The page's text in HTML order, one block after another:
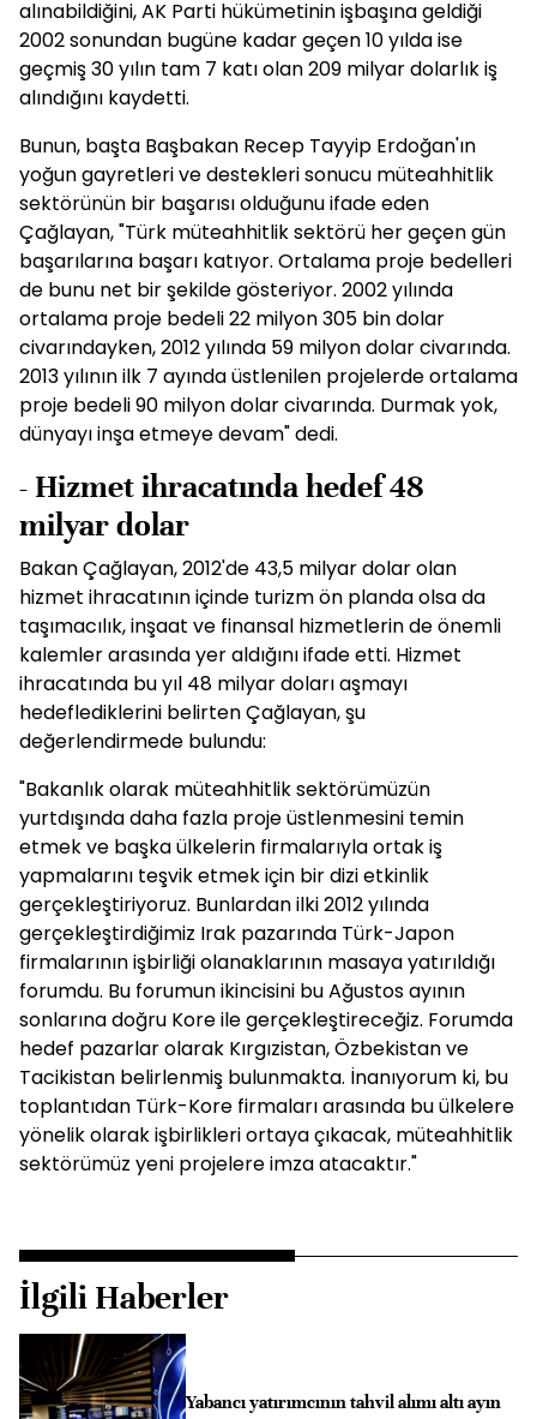
alınabildiğini, AK Parti hükümetinin işbaşına geldiği
2002 sonundan bugüne kadar geçen 10 yılda ise
geçmiş 30 yılın tam 7 katı olan 209 milyar dolarlık iş
alındığını kaydetti.
Bunun, başta Başbakan Recep Tayyip Erdoğan'ın
yoğun gayretleri ve destekleri sonucu müteahhitlik
sektörünün bir başarısı olduğunu ifade eden
Çağlayan, "Türk müteahhitlik sektörü her geçen gün
başarılarına başarı katıyor. Ortalama proje bedelleri
de bunu net bir şekilde gösteriyor. 2002 yılında
ortalama proje bedeli 22 milyon 305 bin dolar
civarındayken, 2012 yılında 59 milyon dolar civarında.
2013 yılının ilk 7 ayında üstlenilen projelerde ortalama
proje bedeli 90 milyon dolar civarında. Durmak yok,
dünyayı inşa etmeye devam" dedi.
- Hizmet ihracatında hedef 48
milyar dolar
Bakan Çağlayan, 2012'de 43,5 milyar dolar olan
hizmet ihracatının içinde turizm ön planda olsa da
taşımacılık, inşaat ve finansal hizmetlerin de önemli
kalemler arasında yer aldığını ifade etti. Hizmet
ihracatında bu yıl 48 milyar doları aşmayı
hedeflediklerini belirten Çağlayan, şu
değerlendirmede bulundu:
"Bakanlık olarak müteahhitlik sektörümüzün
yurtdışında daha fazla proje üstlenmesini temin
etmek ve başka ülkelerin firmalarıyla ortak iş
yapmalarını teşvik etmek için bir dizi etkinlik
gerçekleştiriyoruz. Bunlardan ilki 2012 yılında
gerçekleştirdiğimiz Irak pazarında Türk-Japon
firmalarının işbirliği olanaklarının masaya yatırıldığı
forumdu. Bu forumun ikincisini bu Ağustos ayının
sonlarına doğru Kore ile gerçekleştireceğiz. Forumda
hedef pazarlar olarak Kırgızistan, Özbekistan ve
Tacikistan belirlenmiş bulunmakta. İnanıyorum ki, bu
toplantıdan Türk-Kore firmaları arasında bu ülkelere
yönelik olarak işbirlikleri ortaya çıkacak, müteahhitlik
sektörümüz yeni projelere imza atacaktır."
İlgili Haberler
Yabancı yatırımcının tahvil alımı altı ayın